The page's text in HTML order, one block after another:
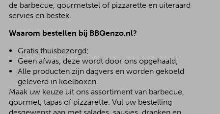
de barbecue, gourmetstel of pizzarette en uiteraard
servies en bestek.
Waarom bestellen bij BBQenzo.nl?
Gratis thuisbezorgd;
Geen afwas, deze wordt door ons opgehaald;
Alle producten zijn dagvers en worden gekoeld
geleverd in koelboxen.
Maak uw keuze uit ons assortiment van barbecue,
gourmet, tapas of pizzarette. Vul uw bestelling